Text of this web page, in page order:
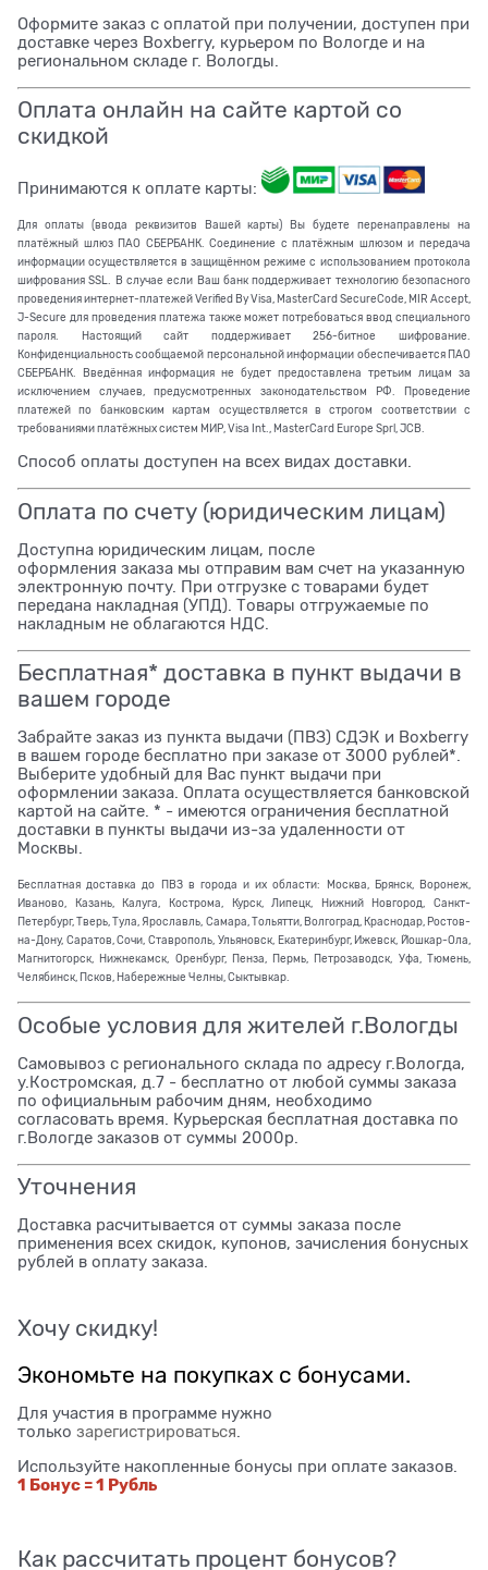
Оформите заказ с оплатой при получении, доступен при
доставке через Boxberry, курьером по Вологде и на
региональном складе г. Вологды.
Оплата онлайн на сайте картой со
скидкой
Принимаются к оплате карты:
Для оплаты (ввода реквизитов Вашей карты) Вы будете перенаправлены на
платёжный шлюз ПАО СБЕРБАНК. Соединение с платёжным шлюзом и передача
информации осуществляется в защищённом режиме с использованием протокола
шифрования SSL. В случае если Ваш банк поддерживает технологию безопасного
проведения интернет-платежей Verified By Visa, MasterCard SecureCode, MIR Accept,
J-Secure для проведения платежа также может потребоваться ввод специального
пароля. Настоящий сайт поддерживает 256-битное шифрование.
Конфиденциальность сообщаемой персональной информации обеспечивается ПАО
СБЕРБАНК. Введённая информация не будет предоставлена третьим лицам за
исключением случаев, предусмотренных законодательством РФ. Проведение
платежей по банковским картам осуществляется в строгом соответствии с
требованиями платёжных систем МИР, Visa Int., MasterCard Europe Sprl, JCB.
Способ оплаты доступен на всех видах доставки.
Оплата по счету (юридическим лицам)
Доступна юридическим лицам, после
оформления заказа мы отправим вам счет на указанную
электронную почту. При отгрузке с товарами будет
передана накладная (УПД). Товары отгружаемые по
накладным не облагаются НДС.
Бесплатная* доставка в пункт выдачи в
вашем городе
Забрайте заказ из пункта выдачи (ПВЗ) СДЭК и Boxberry
в вашем городе бесплатно при заказе от 3000 рублей*.
Выберите удобный для Вас пункт выдачи при
оформлении заказа. Оплата осуществляется банковской
картой на сайте. * - имеются ограничения бесплатной
доставки в пункты выдачи из-за удаленности от
Москвы.
Бесплатная доставка до ПВЗ в города и их области: Москва, Брянск, Воронеж,
Иваново, Казань, Калуга, Кострома, Курск, Липецк, Нижний Новгород, Санкт-
Петербург, Тверь, Тула, Ярославль, Самара, Тольятти, Волгоград, Краснодар, Ростов-
на-Дону, Саратов, Сочи, Ставрополь, Ульяновск, Екатеринбург, Ижевск, Йошкар-Ола,
Магнитогорск, Нижнекамск, Оренбург, Пенза, Пермь, Петрозаводск, Уфа, Тюмень,
Челябинск, Псков, Набережные Челны, Сыктывкар.
Особые условия для жителей г.Вологды
Самовывоз с регионального склада по адресу г.Вологда,
у.Костромская, д.7 - бесплатно от любой суммы заказа
по официальным рабочим дням, необходимо
согласовать время. Курьерская бесплатная доставка по
г.Вологде заказов от суммы 2000р.
Уточнения
Доставка расчитывается от суммы заказа после
применения всех скидок, купонов, зачисления бонусных
рублей в оплату заказа.
Хочу скидку!
Экономьте на покупках с бонусами.
Для участия в программе нужно
только зарегистрироваться
Используйте накопленные бонусы при оплате заказов.
1 Бонус = 1 Рубль
Как рассчитать процент бонусов?